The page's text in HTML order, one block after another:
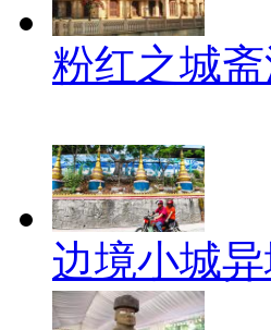
粉红之城
边境小城